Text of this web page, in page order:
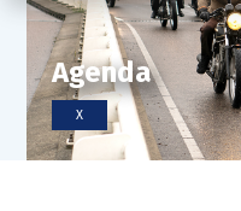
Agenda
X